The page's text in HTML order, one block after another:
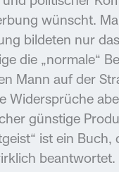
wünscht.
bildeten nur
die „normale“
Mann auf der
Widersprüche
günstige
ist ein Buch,
beantwortet.